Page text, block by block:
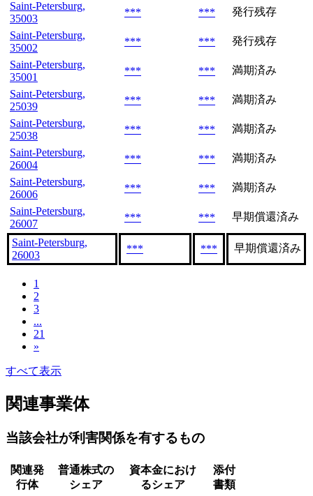
Saint-Petersburg,
35003
*** ***
発行残存
Saint-Petersburg,
35002
*** ***
発行残存
Saint-Petersburg,
35001
*** ***
満期済み
Saint-Petersburg,
25039
*** ***
満期済み
Saint-Petersburg,
25038
*** ***
満期済み
Saint-Petersburg,
26004
*** ***
満期済み
Saint-Petersburg,
26006
*** ***
満期済み
Saint-Petersburg,
26007
*** *** 早期償還済み
Saint-Petersburg,
26003
*** *** 早期償還済み
1
2
3
...
21
»
すべて表示
関連事業体
当該会社が利害関係を有するもの
関連発
行体
普通株式の
シェア
資本金におけ
るシェア
添付
書類